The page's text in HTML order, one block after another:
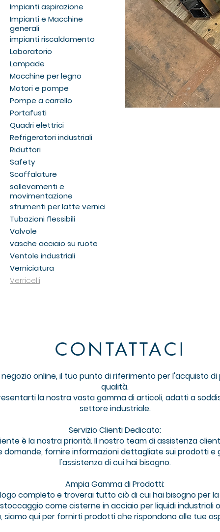
Impianti aspirazione
Impianti e Macchine
generali
impianti riscaldamento
Laboratorio
Lampade
Macchine per legno
Motori e pompe
Pompe a carrello
Portafusti
Quadri elettrici
Refrigeratori industriali
Riduttori
Safety
Scaffalature
sollevamenti e
movimentazione
strumenti per latte vernici
Tubazioni flessibili
Valvole
vasche acciaio su ruote
Ventole industriali
Verniciatura
Verricelli
CONTATTACI
online, il tuo punto di riferimento per l'acquisto
qualità.
la nostra vasta gamma di articoli, adatti a
settore industriale.
Servizio Clienti Dedicato:
è la nostra priorità. Il nostro team di assistenza
domande, fornire informazioni dettagliate sui prodotti
l'assistenza di cui hai bisogno.
Ampia Gamma di Prodotti:
completo e troverai tutto ciò di cui hai bisogno per
come cisterne in acciaio per liquidi industriali
siamo qui per fornirti prodotti che rispondono alle tue